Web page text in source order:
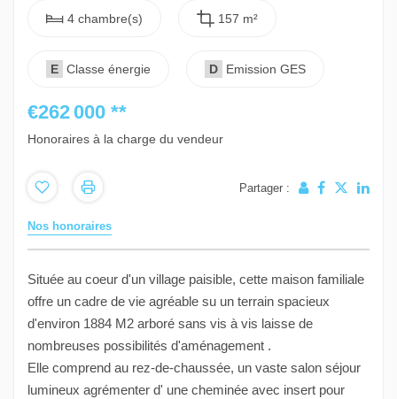
4 chambre(s) 157 m²
E Classe énergie D Emission GES
€262 000 **
Honoraires à la charge du vendeur
Partager :
Nos honoraires
Située au coeur d'un village paisible, cette maison familiale
offre un cadre de vie agréable su un terrain spacieux
d'environ 1884 M2 arboré sans vis à vis laisse de
nombreuses possibilités d'aménagement .
Elle comprend au rez-de-chaussée, un vaste salon séjour
lumineux agrémenter d' une cheminée avec insert pour